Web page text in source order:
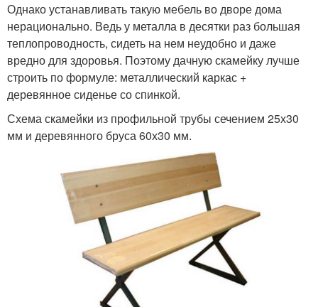
Однако устанавливать такую мебель во дворе дома
нерационально. Ведь у металла в десятки раз большая
теплопроводность, сидеть на нем неудобно и даже
вредно для здоровья. Поэтому дачную скамейку лучше
строить по формуле: металлический каркас +
деревянное сиденье со спинкой.
Схема скамейки из профильной трубы сечением 25х30
мм и деревянного бруса 60х30 мм.